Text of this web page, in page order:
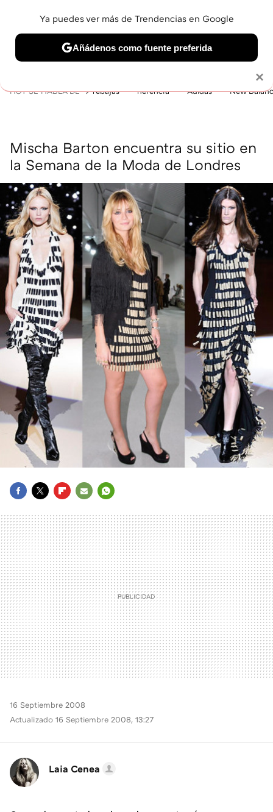
BELLEZA SHOPPING VIAJES GASTRO SNEAKERS
HOY SE HABLA DE rebajas herencia Adidas New
Mischa Barton encuentra su sitio en
la Semana de la Moda de Londres
MAIL
16 Septiembre 2008
Actualizado 16 Septiembre 2008, 13:27
Laia Cenea
×
Ya puedes ver más de Trendencias en Google
Añádenos como fuente preferida